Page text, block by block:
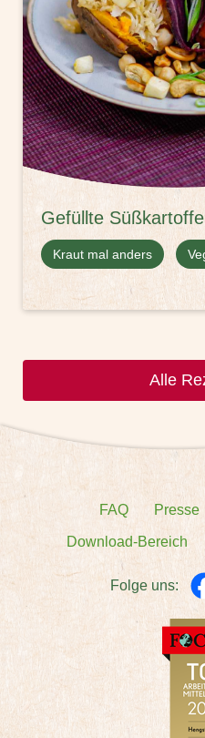
Gefüllte
Kraut mal anders
Alle
FAQ Presse
Download-Bereich
Folge uns: